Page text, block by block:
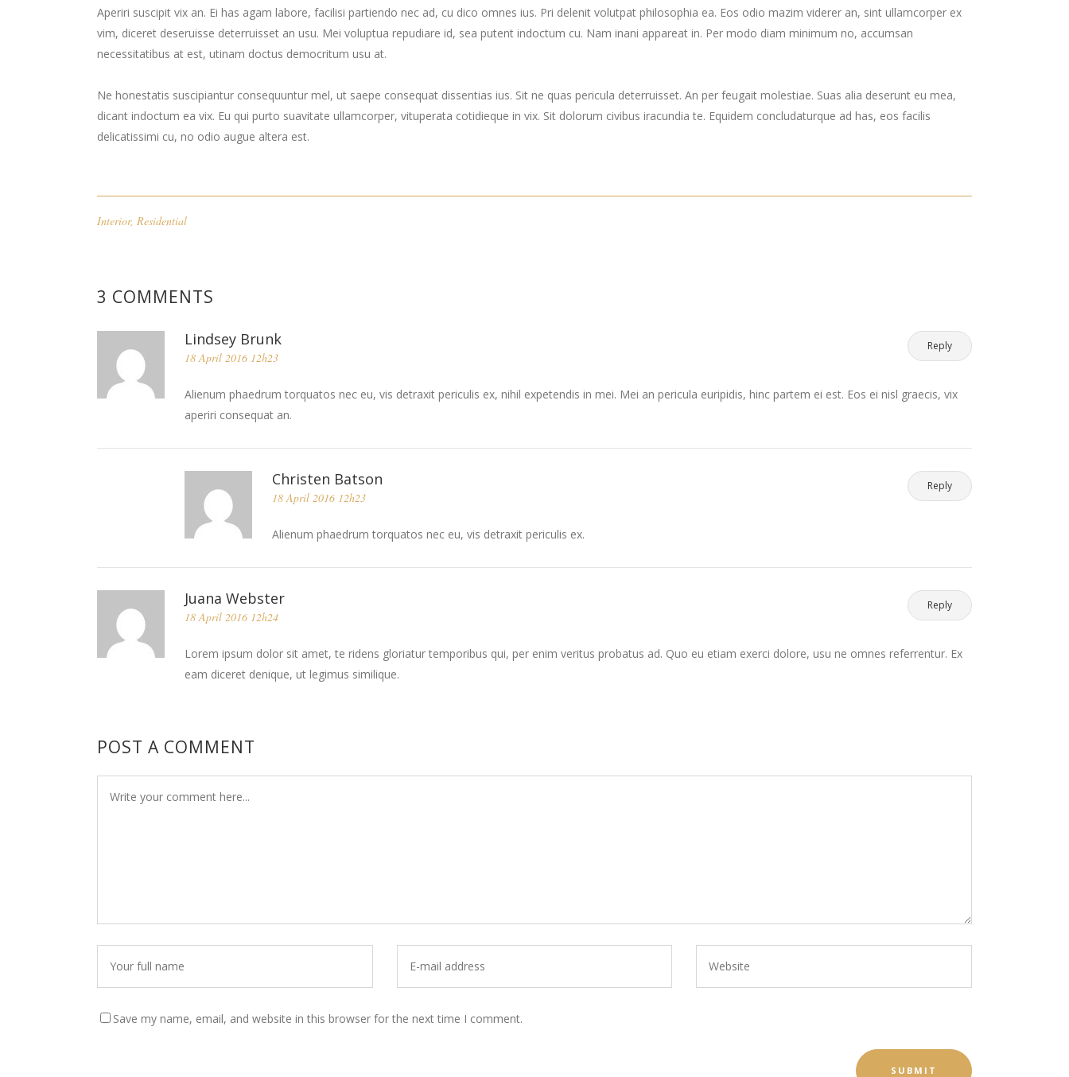
Aperiri suscipit vix an. Ei has agam labore, facilisi partiendo nec ad, cu dico omnes ius. Pri delenit volutpat philosophia ea. Eos odio mazim viderer an, sint ullamcorper ex
vim, diceret deseruisse deterruisset an usu. Mei voluptua repudiare id, sea putent indoctum cu. Nam inani appareat in. Per modo diam minimum no, accumsan
necessitatibus at est, utinam doctus democritum usu at.
Ne honestatis suscipiantur consequuntur mel, ut saepe consequat dissentias ius. Sit ne quas pericula deterruisset. An per feugait molestiae. Suas alia deserunt eu mea,
dicant indoctum ea vix. Eu qui purto suavitate ullamcorper, vituperata cotidieque in vix. Sit dolorum civibus iracundia te. Equidem concludaturque ad has, eos facilis
delicatissimi cu, no odio augue altera est.
Interior, Residential
3 COMMENTS
Lindsey Brunk
18 April 2016 12h23
Reply
Alienum phaedrum torquatos nec eu, vis detraxit periculis ex, nihil expetendis in mei. Mei an pericula euripidis, hinc partem ei est. Eos ei nisl graecis, vix
aperiri consequat an.
Christen Batson
18 April 2016 12h23
Reply
Alienum phaedrum torquatos nec eu, vis detraxit periculis ex.
Juana Webster
18 April 2016 12h24
Reply
Lorem ipsum dolor sit amet, te ridens gloriatur temporibus qui, per enim veritus probatus ad. Quo eu etiam exerci dolore, usu ne omnes referrentur. Ex
eam diceret denique, ut legimus similique.
POST A COMMENT
Save my name, email, and website in this browser for the next time I comment.